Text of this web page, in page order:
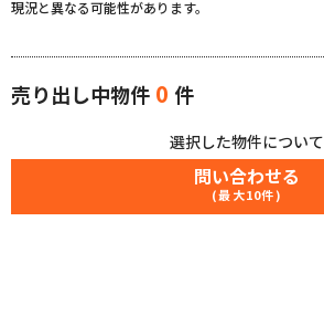
現況と異なる可能性があります。
売り出し中物件 0 件
選択した物件について
問い合わせる
(最大10件)